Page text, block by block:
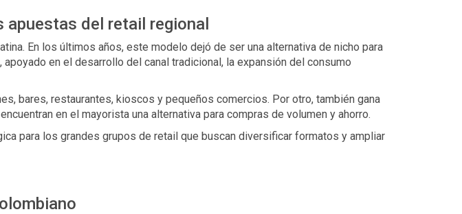
apuestas del retail regional
En los últimos años, este modelo dejó de ser una alternativa de nicho para
en el desarrollo del canal tradicional, la expansión del consumo
bares, restaurantes, kioscos y pequeños comercios. Por otro, también gana
en el mayorista una alternativa para compras de volumen y ahorro.
para los grandes grupos de retail que buscan diversificar formatos y ampliar